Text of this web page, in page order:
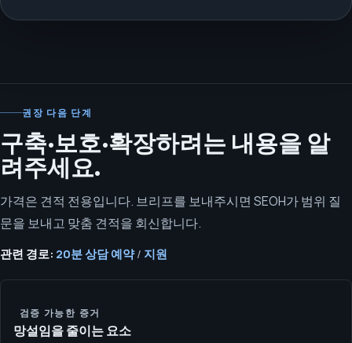
권장 다음 단계
구축·보호·확장하려는 내용을 알
려주세요.
가격은 견적 전용입니다. 브리프를 보내주시면 SEOH가 범위 질
문을 보내고 맞춤 견적을 회신합니다.
관련 경로: 20분 상담 예약/ 지원
검증 가능한 증거
망설임을 줄이는 요소